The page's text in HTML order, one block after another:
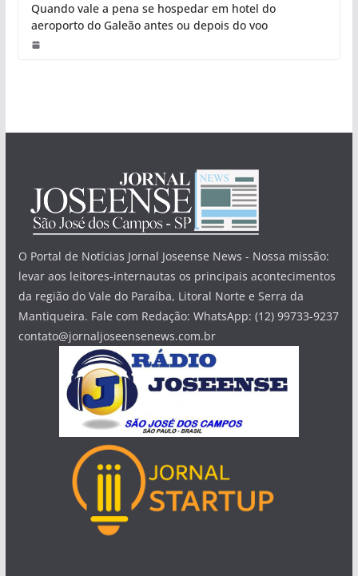
Quando vale a pena se hospedar em hotel do
aeroporto do Galeão antes ou depois do voo
O Portal de Notícias Jornal Joseense News - Nossa missão:
levar aos leitores-internautas os principais acontecimentos
da região do Vale do Paraíba, Litoral Norte e Serra da
Mantiqueira. Fale com Redação: WhatsApp: (12) 99733-9237
contato@jornaljoseensenews.com.br